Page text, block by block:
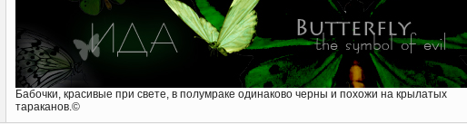
Бабочки, красивые при свете, в полумраке одинаково черны и похожи на крылатых
тараканов.©